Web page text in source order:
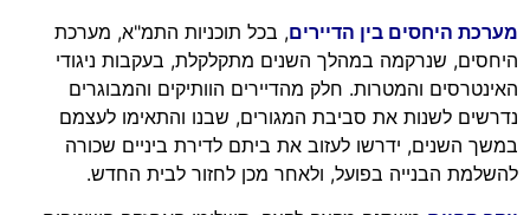
מערכת היחסים בין הדיירים, בכל תוכניות התמ"א, מערכת
היחסים, שנרקמה במהלך השנים מתקלקלת, בעקבות ניגודי
האינטרסים והמטרות. חלק מהדיירים הוותיקים והמבוגרים
נדרשים לשנות את סביבת המגורים, שבנו והתאימו לעצמם
במשך השנים, ידרשו לעזוב את ביתם לדירת ביניים שכורה
להשלמת הבנייה בפועל, ולאחר מכן לחזור לבית החדש.